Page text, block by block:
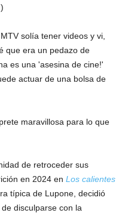
solía tener videos y vi,
que era un pedazo de
es una 'asesina de cine!'
actuar de una bolsa de
maravillosa para lo que
de retroceder sus
en 2024 en Los calientes
típica de Lupone, decidió
disculparse con la